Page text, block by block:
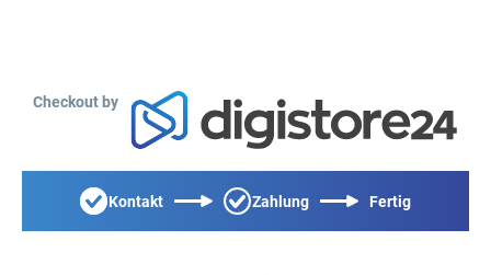
Checkout by
Kontakt Zahlung Fertig